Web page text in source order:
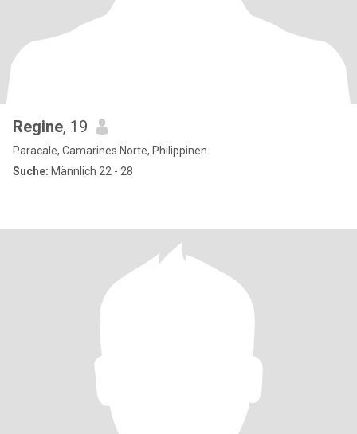
Regine, 19
Paracale, Camarines Norte, Philippinen
Suche: Männlich 22 - 28